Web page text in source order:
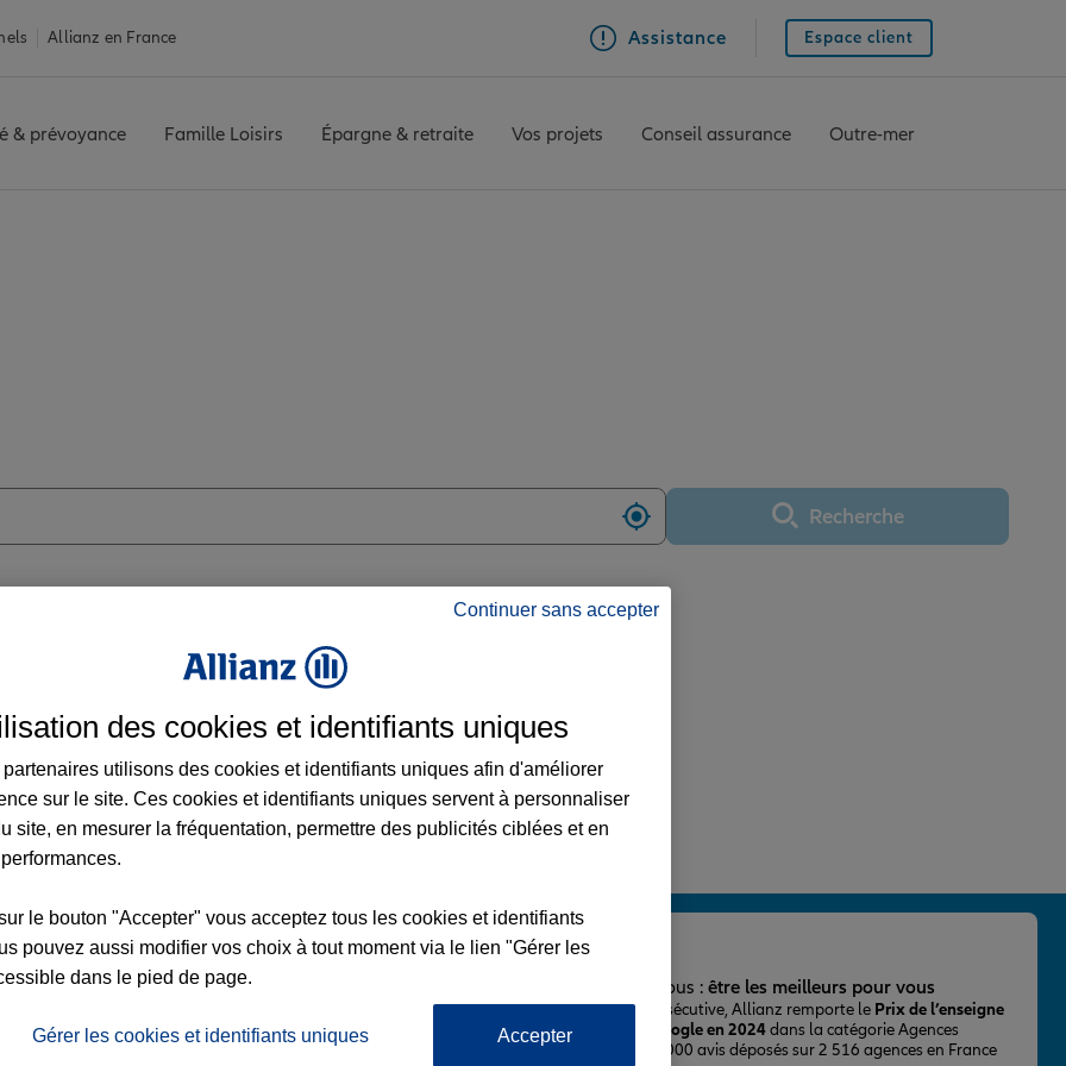
Allianz en France Assistance Espace client
& prévoyance Famille Loisirs Épargne & retraite Vos projets Conseil assurance Outre-mer
Utiliser ma positionRecherche
Voir l'agence
CREST
L'important pour nous : être les meilleurs pour vous
Pour la 2ème fois consécutive, Allianz remporte le Prix de l’enseigne
la mieux notée sur Google en 2024dans la catégorie Agences
d’Assurance, avec 43 000 avis déposés sur 2 516 agences en France
Continuer sans accepter
des cookies et identifiants uniques
partenaires utilisons des cookies et identifiants uniques afin d'améliorer
sur le site. Ces cookies et identifiants uniques servent à personnaliser
site, en mesurer la fréquentation, permettre des publicités ciblées et en
le bouton "Accepter" vous acceptez tous les cookies et identifiants
pouvez aussi modifier vos choix à tout moment via le lien "Gérer les
dans le pied de page.
Gérer les cookies et identifiants uniques Accepter